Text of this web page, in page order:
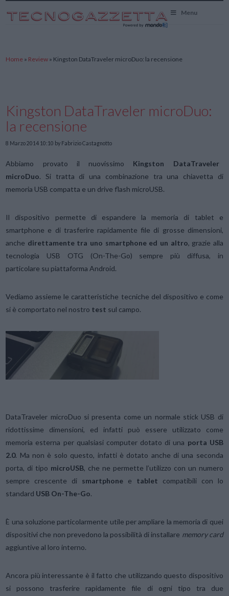
Menu
Home » Review » Kingston DataTraveler microDuo: la recensione
Kingston DataTraveler microDuo:
la recensione
8 Marzo 2014 10:10 by Fabrizio Castagnotto
Abbiamo provato il nuovissimo Kingston DataTraveler
microDuo. Si tratta di una combinazione tra una chiavetta di
memoria USB compatta e un drive flash microUSB.
Il dispositivo permette di espandere la memoria di tablet e
smartphone e di trasferire rapidamente file di grosse dimensioni,
anche direttamente tra uno smartphone ed un altro, grazie alla
tecnologia USB OTG (On-The-Go) sempre più diffusa, in
particolare su piattaforma Android.
Vediamo assieme le caratteristiche tecniche del dispositivo e come
si è comportato nel nostro test sul campo.
DataTraveler microDuo si presenta come un normale stick USB di
ridottissime dimensioni, ed infatti può essere utilizzato come
memoria esterna per qualsiasi computer dotato di una porta USB
2.0. Ma non è solo questo, infatti è dotato anche di una seconda
porta, di tipo microUSB, che ne permette l’utilizzo con un numero
sempre crescente di smartphone e tablet compatibili con lo
standard USB On-The-Go.
È una soluzione particolarmente utile per ampliare la memoria di quei
dispositivi che non prevedono la possibilità di installare memory card
aggiuntive al loro interno.
Ancora più interessante è il fatto che utilizzando questo dispositivo
si possono trasferire rapidamente file di ogni tipo tra due